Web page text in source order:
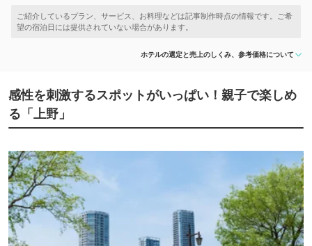
ホテルの選定と売上のしくみ、参考価格について
感性を刺激するスポットがいっぱい！親子で楽しめ
る「上野」